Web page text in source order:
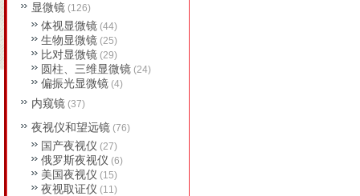
显微镜 (126)
体视显微镜 (44)
生物显微镜 (25)
比对显微镜 (29)
圆柱、三维显微镜 (24)
偏振光显微镜 (4)
内窥镜 (37)
夜视仪和望远镜 (76)
国产夜视仪 (27)
俄罗斯夜视仪 (6)
美国夜视仪 (15)
夜视取证仪 (11)